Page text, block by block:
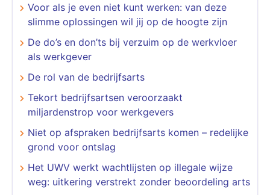
Voor als je even niet kunt werken: van deze
slimme oplossingen wil jij op de hoogte zijn
De do’s en don’ts bij verzuim op de werkvloer
als werkgever
De rol van de bedrijfsarts
Tekort bedrijfsartsen veroorzaakt
miljardenstrop voor werkgevers
Niet op afspraken bedrijfsarts komen – redelijke
grond voor ontslag
Het UWV werkt wachtlijsten op illegale wijze
weg: uitkering verstrekt zonder beoordeling arts